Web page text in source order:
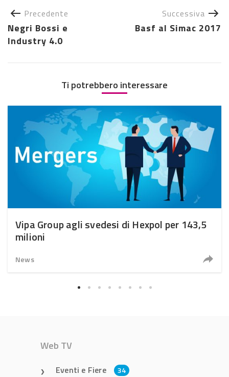
Precedente
Negri Bossi e
Industry 4.0
Successiva
Basf al Simac 2017
Ti potrebbero interessare
Vipa Group agli svedesi di Hexpol per 143,5
milioni
News
Web TV
Eventi e Fiere 34